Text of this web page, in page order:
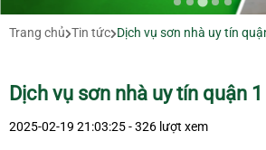
Trang chủ Tin tức Dịch vụ sơn nhà uy tín
Dịch vụ sơn nhà uy tín quận 1
2025-02-19 21:03:25 - 326 lượt xem